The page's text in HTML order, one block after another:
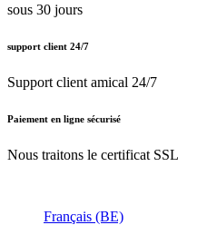
sous 30 jours
support client 24/7
Support client amical 24/7
Paiement en ligne sécurisé
Nous traitons le certificat SSL
Français (BE)